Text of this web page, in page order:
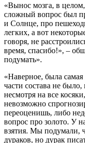
«Вынос мозга, в
сложный вопрос был
и Солнце, про
легких, а вот
говоря, не
время, спасибо!», –
подумать».
«Наверное, была
части состава не
несмотря на все
невозможно
переоценишь, либо
вопрос про золото. У
взятия. Мы подумали,
дураков, но дурак